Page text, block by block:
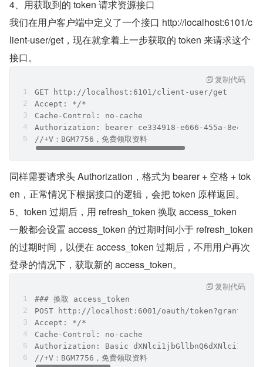
4、用获取到的 token 请求资源接口
我们在用户客户端中定义了一个接口 http://localhost:6101/c
lient-user/get，现在就拿着上一步获取的 token 来请求这个
接口。
GET http://localhost:6101/client-user/get
Accept: */*
Cache-Control: no-cache
Authorization: bearer ce334918-e666-455a-8ecd-
//+V：BGM7756，免费领取资料
复制代码
同样需要请求头 Authorization，格式为 bearer + 空格 + tok
en，正常情况下根据接口的逻辑，会把 token 原样返回。
5、token 过期后，用 refresh_token 换取 access_token
一般都会设置 access_token 的过期时间小于 refresh_token
的过期时间，以便在 access_token 过期后，不用用户再次
登录的情况下，获取新的 access_token。
### 换取 access_token
POST http://localhost:6001/oauth/
Accept: */*
Cache-Control: no-cache
Authorization: Basic
//+V：BGM7756，免费领取资料
复制代码